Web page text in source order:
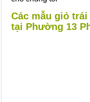
Các mẫu giỏ
tại Phường 13